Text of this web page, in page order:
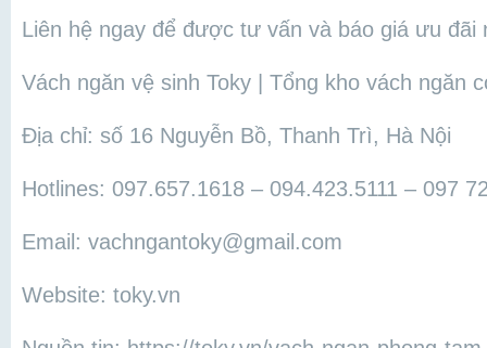
Liên hệ ngay để được tư vấn và báo giá ưu đãi
Vách ngăn vệ sinh Toky | Tổng kho vách ngăn
Địa chỉ: số 16 Nguyễn Bồ, Thanh Trì, Hà Nội
Hotlines: 097.657.1618 – 094.423.5111 – 097
Email: vachngantoky@gmail.com
Website: toky.vn